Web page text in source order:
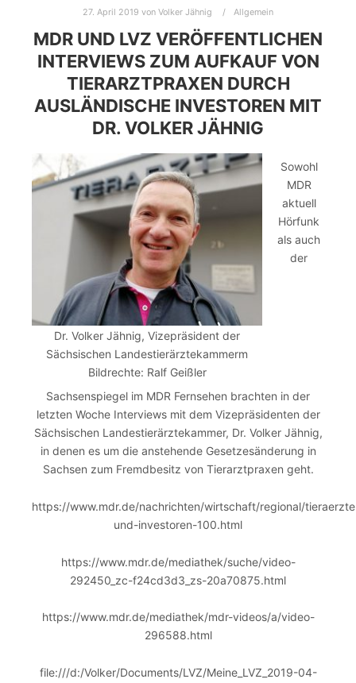
27. April 2019 von Volker Jähnig Allgemein
MDR UND LVZ VERÖFFENTLICHEN
INTERVIEWS ZUM AUFKAUF VON
TIERARZTPRAXEN DURCH
AUSLÄNDISCHE INVESTOREN MIT
DR. VOLKER JÄHNIG
Dr. Volker Jähnig, Vizepräsident der
Sächsischen Landestierärztekammerm
Bildrechte: Ralf Geißler
Sowohl
MDR
aktuell
Hörfunk
als auch
der
Sachsenspiegel im MDR Fernsehen brachten in der
letzten Woche Interviews mit dem Vizepräsidenten der
Sächsischen Landestierärztekammer, Dr. Volker Jähnig,
in denen es um die anstehende Gesetzesänderung in
Sachsen zum Fremdbesitz von Tierarztpraxen geht.
https://www.mdr.de/nachrichten/wirtschaft/regional/
und-investoren-100.html
https://www.mdr.de/mediathek/suche/video-
292450_zc-f24cd3d3_zs-20a70875.html
https://www.mdr.de/mediathek/mdr-videos/a/video-
296588.html
file:///d:/Volker/Documents/LVZ/Meine_LVZ_2019-04-